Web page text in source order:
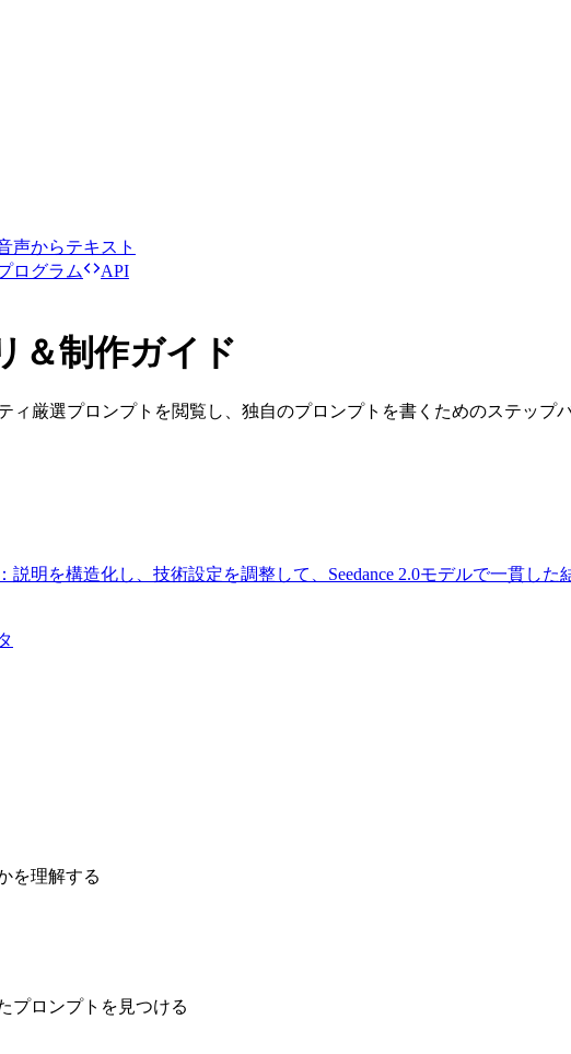
声からテキスト
ログラム
API
＆制作ガイド
厳選プロンプトを閲覧し、独自のプロンプトを書くためのステップ
明を構造化し、技術設定を調整して、Seedance 2.0モデルで一貫した
を理解する
プロンプトを見つける